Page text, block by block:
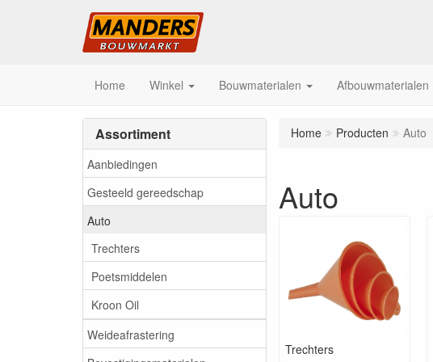
Home Winkel Bouwmaterialen Afbouwmaterialen
Assortiment
Aanbiedingen
Gesteeld gereedschap
Auto
Trechters
Poetsmiddelen
Kroon Oil
Weideafrastering
Home Producten Auto
Auto
Trechters